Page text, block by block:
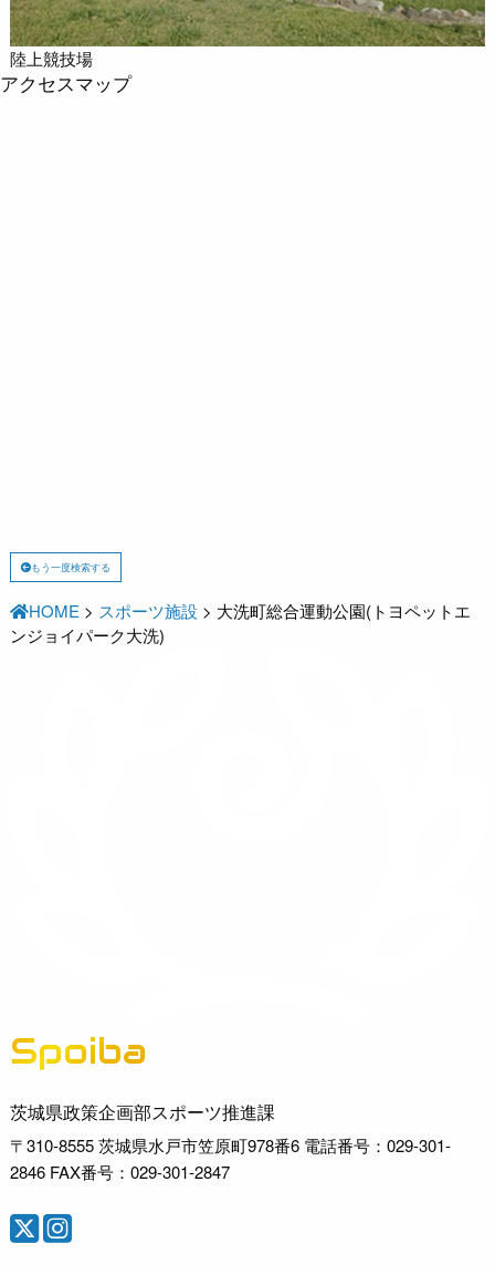
陸上競技場
アクセスマップ
もう一度検索する
HOME > スポーツ施設 > 大洗町総合運動公園(トヨペットエ
ンジョイパーク大洗)
Spoiba
茨城県政策企画部スポーツ推進課
〒310-8555 茨城県水戸市笠原町978番6 電話番号：029-301-
2846 FAX番号：029-301-2847